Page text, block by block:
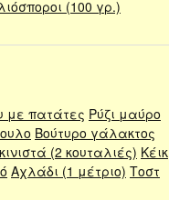
(100 γρ.)
με πατάτες Ρύζι μαύρο
Βούτυρο γάλακτος
(2 κουταλιές) Κέικ
Αχλάδι (1 μέτριο) Τοστ